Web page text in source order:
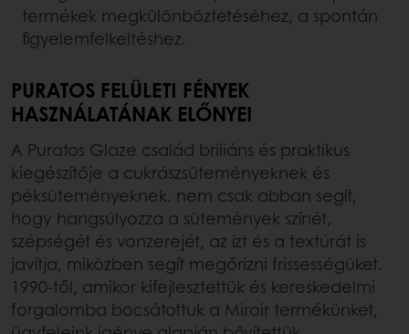
termékek megkülönböztetéséhez, a spontán
figyelemfelkeltéshez.
PURATOS FELÜLETI FÉNYEK
HASZNÁLATÁNAK ELŐNYEI
A Puratos Glaze család briliáns és praktikus
kiegészítője a cukrászsüteményeknek és
péksüteményeknek. nem csak abban segít,
hogy hangsúlyozza a sütemények színét,
szépségét és vonzerejét, az ízt és a textúrát is
javítja, miközben segít megőrizni frissességüket.
1990-től, amikor kifejlesztettük és kereskedelmi
forgalomba bocsátottuk a Miroir termékünket,